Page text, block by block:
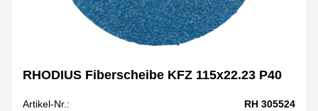
RHODIUS Fiberscheibe KFZ 115x22.23 P40
Artikel-Nr.: RH 305524